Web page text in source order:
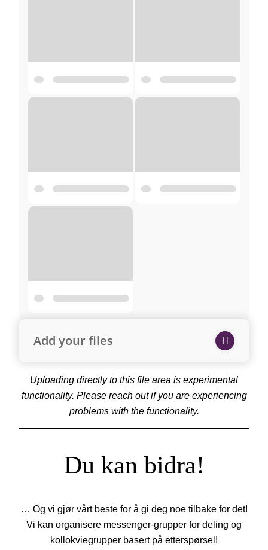
Add your files
Uploading directly to this file area is experimental
functionality. Please reach out if you are experiencing
problems with the functionality.
Du kan bidra!
… Og vi gjør vårt beste for å gi deg noe tilbake for det!
Vi kan organisere messenger-grupper for deling og
kollokviegrupper basert på etterspørsel!